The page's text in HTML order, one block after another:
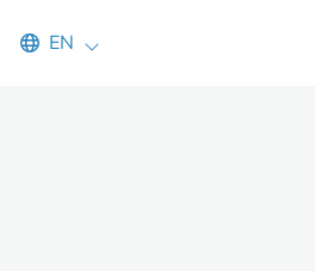
Select an available language
EN